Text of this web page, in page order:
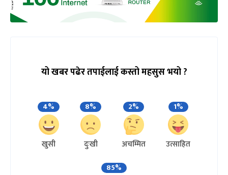
यो खबर पढेर तपाईलाई कस्तो महसुस भयो ?
4%
खुसी
8%
दुःखी
2%
अचम्मित
1%
उत्साहित
85%